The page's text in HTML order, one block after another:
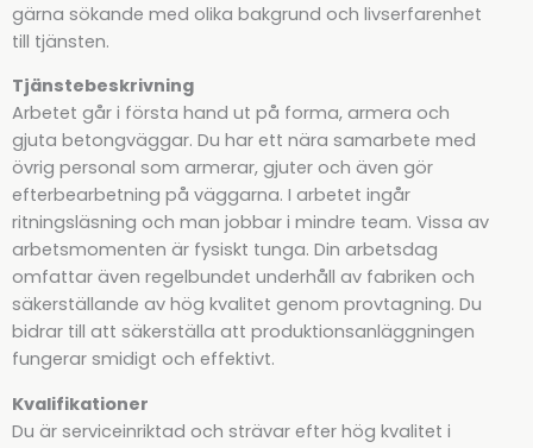
gärna sökande med olika bakgrund och livserfarenhet
till tjänsten.
Tjänstebeskrivning
Arbetet går i första hand ut på forma, armera och
gjuta betongväggar. Du har ett nära samarbete med
övrig personal som armerar, gjuter och även gör
efterbearbetning på väggarna. I arbetet ingår
ritningsläsning och man jobbar i mindre team. Vissa av
arbetsmomenten är fysiskt tunga. Din arbetsdag
omfattar även regelbundet underhåll av fabriken och
säkerställande av hög kvalitet genom provtagning. Du
bidrar till att säkerställa att produktionsanläggningen
fungerar smidigt och effektivt.
Kvalifikationer
Du är serviceinriktad och strävar efter hög kvalitet i